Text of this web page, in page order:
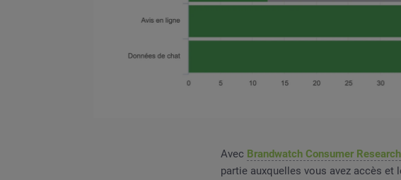
Avec Brandwatch Consumer Research
partie auxquelles vous avez accès